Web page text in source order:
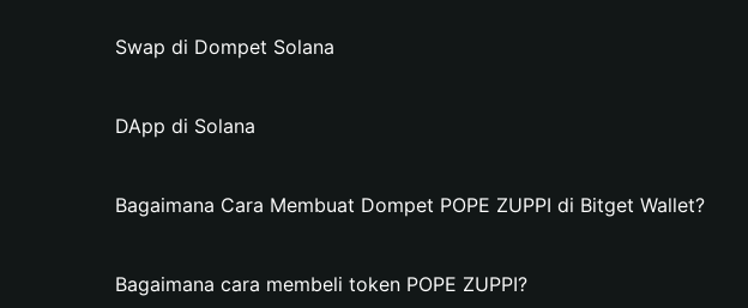
Swap di Dompet Solana
DApp di Solana
Bagaimana Cara Membuat Dompet POPE ZUPPI di Bitget Wallet?
Bagaimana cara membeli token POPE ZUPPI?